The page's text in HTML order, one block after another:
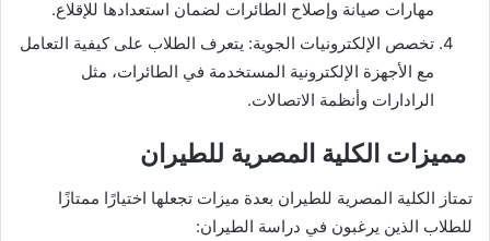
مهارات صيانة وإصلاح الطائرات لضمان استعدادها للإقلاع.
تخصص الإلكترونيات الجوية: يتعرف الطلاب على كيفية التعامل
مع الأجهزة الإلكترونية المستخدمة في الطائرات، مثل
الرادارات وأنظمة الاتصالات.
مميزات الكلية المصرية للطيران
تمتاز الكلية المصرية للطيران بعدة ميزات تجعلها اختيارًا ممتازًا
للطلاب الذين يرغبون في دراسة الطيران: